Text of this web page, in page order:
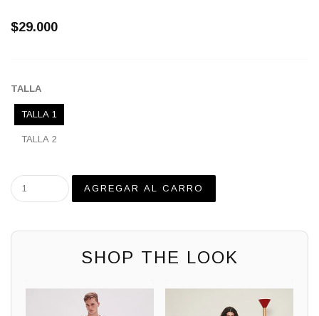
$29.000
TALLA
TALLA 1
TALLA 2
SHOP THE LOOK